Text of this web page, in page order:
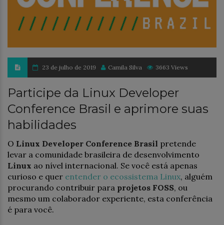
23 de julho de 2019 Camila Silva 3663 Views
Participe da Linux Developer
Conference Brasil e aprimore suas
habilidades
O Linux Developer Conference Brasil pretende
levar a comunidade brasileira de desenvolvimento
Linux ao nível internacional. Se você está apenas
curioso e quer entender o ecossistema Linux, alguém
procurando contribuir para projetos FOSS, ou
mesmo um colaborador experiente, esta conferência
é para você.